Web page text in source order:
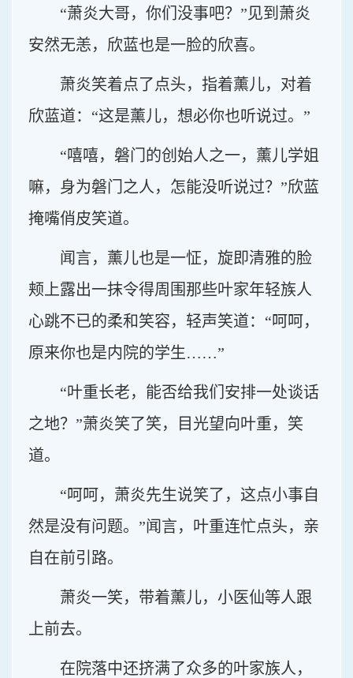
“萧炎大哥，你们没事吧？”见到萧炎
安然无恙，欣蓝也是一脸的欣喜。
萧炎笑着点了点头，指着薰儿，对着
欣蓝道：“这是薰儿，想必你也听说过。”
“嘻嘻，磐门的创始人之一，薰儿学姐
嘛，身为磐门之人，怎能没听说过？”欣蓝
掩嘴俏皮笑道。
闻言，薰儿也是一怔，旋即清雅的脸
颊上露出一抹令得周围那些叶家年轻族人
心跳不已的柔和笑容，轻声笑道：“呵呵，
原来你也是内院的学生……”
“叶重长老，能否给我们安排一处谈话
之地？”萧炎笑了笑，目光望向叶重，笑
道。
“呵呵，萧炎先生说笑了，这点小事自
然是没有问题。”闻言，叶重连忙点头，亲
自在前引路。
萧炎一笑，带着薰儿，小医仙等人跟
上前去。
在院落中还挤满了众多的叶家族人，